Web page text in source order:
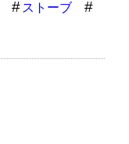
ストーブ